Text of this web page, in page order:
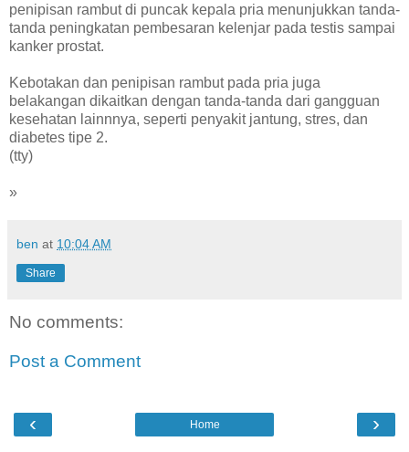
penipisan rambut di puncak kepala pria menunjukkan tanda-
tanda peningkatan pembesaran kelenjar pada testis sampai
kanker prostat.
Kebotakan dan penipisan rambut pada pria juga
belakangan dikaitkan dengan tanda-tanda dari gangguan
kesehatan lainnnya, seperti penyakit jantung, stres, dan
diabetes tipe 2.
(tty)
»
ben at 10:04 AM
Share
No comments:
Post a Comment
‹ ›
Home